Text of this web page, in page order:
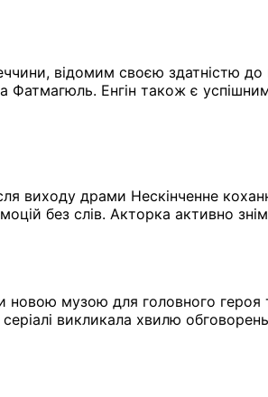
відомим своєю здатністю до
Енгін також є
виходу драми Нескінченне
без слів. Акторка активно
музою для головного
викликала хвилю